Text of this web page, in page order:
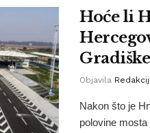
Hoće li
Objavila
Nakon što je
polovine